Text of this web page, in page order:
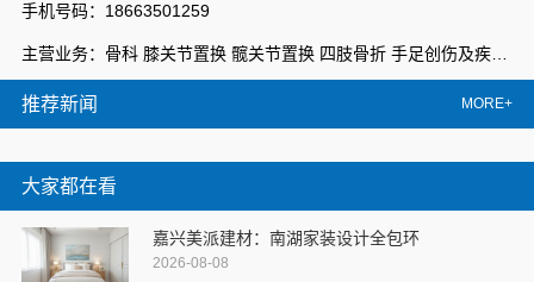
手机号码：18663501259
主营业务：骨科 膝关节置换 髋关节置换 四肢骨折 手足创伤及疾病 脊柱疾病 康复 医养结合
推荐新闻 MORE+
大家都在看
嘉兴美派建材：南湖家装设计全包环
2026-08-08